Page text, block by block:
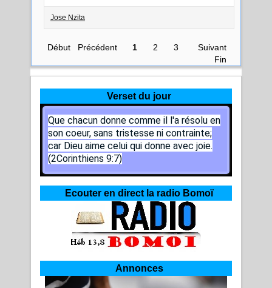
Jose Nzita
Début Précédent 1 2 3
Suivant
Fin
Verset du jour
Que chacun donne comme il l'a résolu en
son coeur, sans tristesse ni contrainte;
car Dieu aime celui qui donne avec joie.
(2Corinthiens 9:7)
Ecouter en direct la radio Bomoï
Annonces